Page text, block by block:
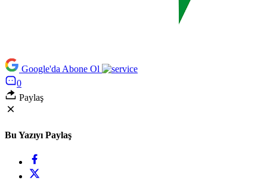
Google'da Abone Ol
0
Paylaş
Bu Yazıyı Paylaş